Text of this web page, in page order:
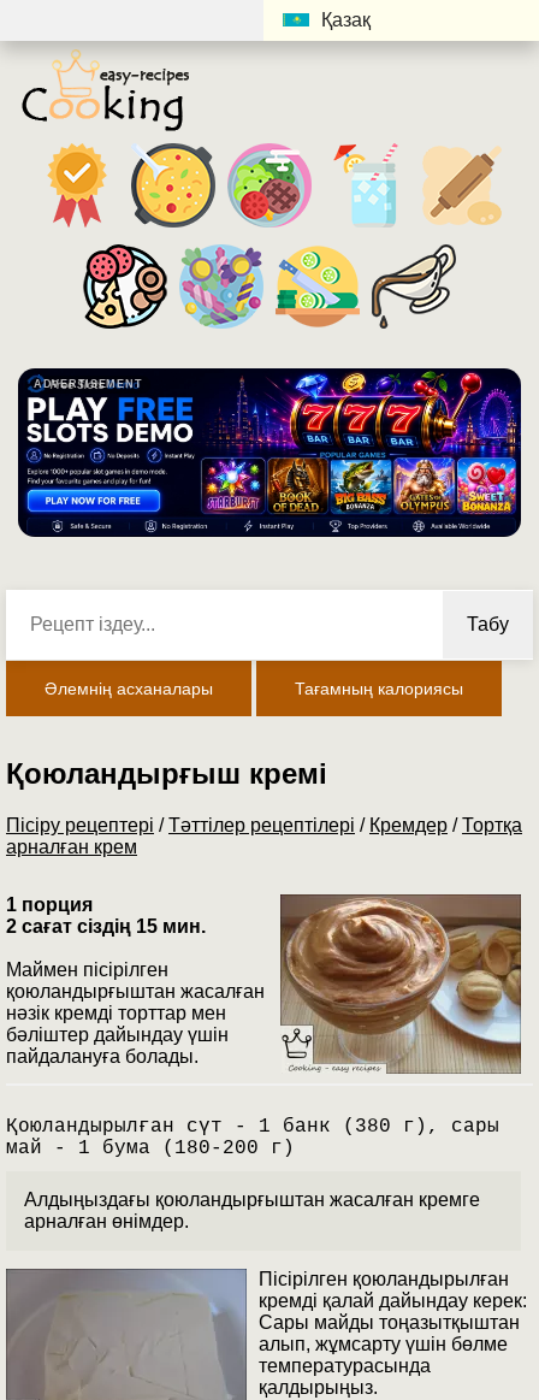
Қазақ
ADVERTISEMENT
Табу
Әлемнің асханалары Тағамның калориясы
Қоюландырғыш кремі
Пісіру рецептері /Тәттілер рецептілері / Кремдер /Тортқа
арналған крем
1 порция
2 сағат сіздің 15 мин.
Маймен пісірілген
қоюландырғыштан жасалған
нәзік кремді торттар мен
бәліштер дайындау үшін
пайдалануға болады.
Қоюландырылған сүт - 1 банк (380 г), сары
май - 1 бума (180-200 г)
Алдыңыздағы қоюландырғыштан жасалған кремге
арналған өнімдер.
Пісірілген қоюландырылған
кремді қалай дайындау керек:
Сары майды тоңазытқыштан
алып, жұмсарту үшін бөлме
температурасында
қалдырыңыз.